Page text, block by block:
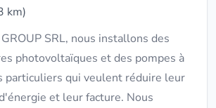
km)
GROUP SRL, nous installons des
photovoltaïques et des pompes à
particuliers qui veulent réduire leur
et leur facture. Nous